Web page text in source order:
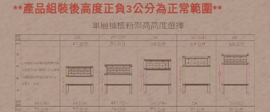
**產品組裝後高度正負3公分為正常範圍**